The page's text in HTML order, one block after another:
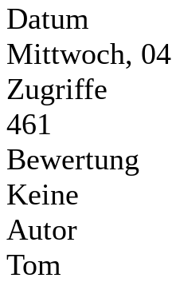
Datum
Mittwoch,
Zugriffe
461
Bewertung
Keine
Autor
Tom